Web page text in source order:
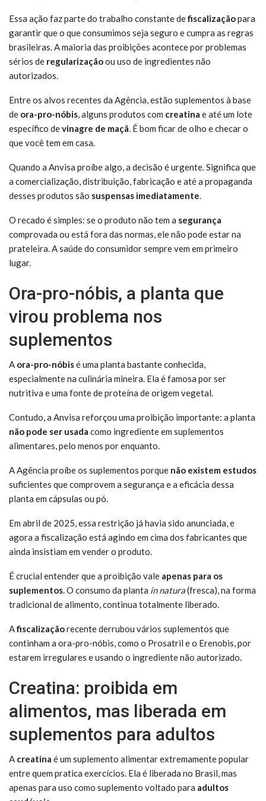
Essa ação faz parte do trabalho constante defiscalizaçãopara
garantir que o que consumimos seja seguro e cumpra as regras
brasileiras. A maioria das proibições acontece por problemas
sérios de regularizaçãoou uso de ingredientes não
autorizados.
Entre os alvos recentes da Agência, estão suplementos à base
de ora-pro-nóbis, alguns produtos com creatina e até um lote
específico devinagre de maçã. É bom ficar de olho e checar o
que você tem em casa.
Quando a Anvisa proíbe algo, a decisão é urgente. Significa que
a comercialização, distribuição, fabricação e até a propaganda
desses produtos são suspensas imediatamente.
O recado é simples: se o produto não tem a segurança
comprovada ou está fora das normas, ele não pode estar na
prateleira. A saúde do consumidor sempre vem em primeiro
lugar.
Ora-pro-nóbis, a planta que
virou problema nos
suplementos
A ora-pro-nóbisé uma planta bastante conhecida,
especialmente na culinária mineira. Ela é famosa por ser
nutritiva e uma fonte de proteína de origem vegetal.
Contudo, a Anvisa reforçou uma proibição importante: a planta
não pode ser usada como ingrediente em suplementos
alimentares, pelo menos por enquanto.
A Agência proíbe os suplementos porque não existem estudos
suficientes que comprovem a segurança e a eficácia dessa
planta em cápsulas ou pó.
Em abril de 2025, essa restrição já havia sido anunciada, e
agora a fiscalização está agindo em cima dos fabricantes que
ainda insistiam em vender o produto.
É crucial entender que a proibição vale apenas para os
suplementos. O consumo da planta in natura(fresca), na forma
tradicional de alimento, continua totalmente liberado.
Afiscalizaçãorecente derrubou vários suplementos que
continham a ora-pro-nóbis, como o Prosatril e o Erenobis, por
estarem irregulares e usando o ingrediente não autorizado.
Creatina: proibida em
alimentos, mas liberada em
suplementos para adultos
A creatina é um suplemento alimentar extremamente popular
entre quem pratica exercícios. Ela é liberada no Brasil, mas
apenas para uso como suplemento voltado para adultos